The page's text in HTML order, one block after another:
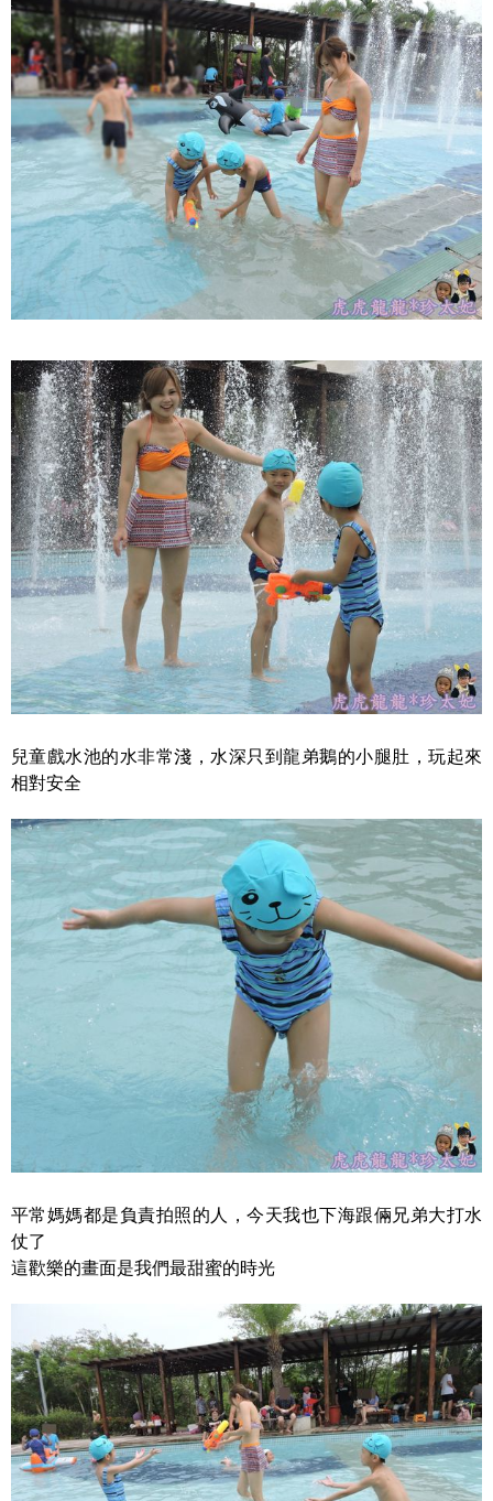
兒童戲水池的水非常淺，水深只到龍弟鵝的小腿肚，玩起來
相對安全
平常媽媽都是負責拍照的人，今天我也下海跟倆兄弟大打水
仗了
這歡樂的畫面是我們最甜蜜的時光